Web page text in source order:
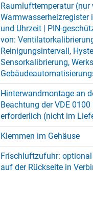
Raumlufttemperatur (nur
Warmwasserheizregister
und Uhrzeit | PIN-
von:
Reinigungsintervall,
Sensorkalibrierung,
Hinterwandmontage an
Beachtung der VDE
erforderlich (nicht im
Klemmen im Gehäuse
Frischluftzufuhr:
auf der Rückseite in